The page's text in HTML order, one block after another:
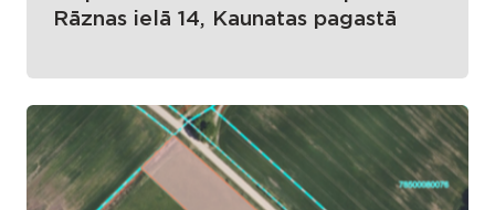
Rāznas ielā 14, Kaunatas pagastā